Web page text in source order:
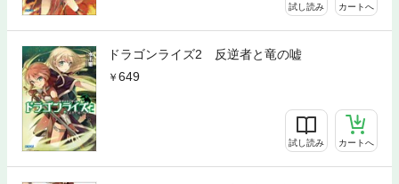
試し読み カートへ
ドラゴンライズ2 反逆者と竜の嘘
649
試し読み カートへ